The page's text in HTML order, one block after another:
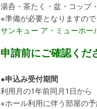
湯呑・茶たく・盆・コッ
※準備が必要となりますの
サンキュー ア・ミューホ
申請前にご確認くだ
●申込み受付期間
利用月の1年前同月1日か
※ホール利用に伴う部屋の